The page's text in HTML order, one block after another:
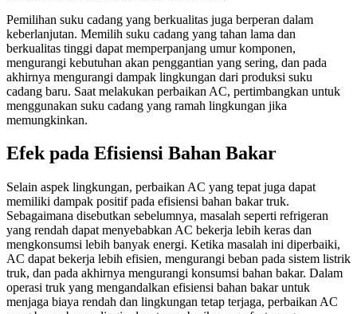
Pemilihan suku cadang yang berkualitas juga berperan dalam
keberlanjutan. Memilih suku cadang yang tahan lama dan
berkualitas tinggi dapat memperpanjang umur komponen,
mengurangi kebutuhan akan penggantian yang sering, dan pada
akhirnya mengurangi dampak lingkungan dari produksi suku
cadang baru. Saat melakukan perbaikan AC, pertimbangkan untuk
menggunakan suku cadang yang ramah lingkungan jika
memungkinkan.
Efek pada Efisiensi Bahan Bakar
Selain aspek lingkungan, perbaikan AC yang tepat juga dapat
memiliki dampak positif pada efisiensi bahan bakar truk.
Sebagaimana disebutkan sebelumnya, masalah seperti refrigeran
yang rendah dapat menyebabkan AC bekerja lebih keras dan
mengkonsumsi lebih banyak energi. Ketika masalah ini diperbaiki,
AC dapat bekerja lebih efisien, mengurangi beban pada sistem listrik
truk, dan pada akhirnya mengurangi konsumsi bahan bakar. Dalam
operasi truk yang mengandalkan efisiensi bahan bakar untuk
menjaga biaya rendah dan lingkungan tetap terjaga, perbaikan AC